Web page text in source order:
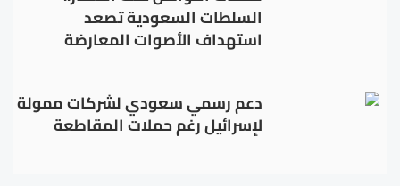
السلطات السعودية تصعد
استهداف الأصوات المعارضة
دعم رسمي سعودي لشركات ممولة
لإسرائيل رغم حملات المقاطعة